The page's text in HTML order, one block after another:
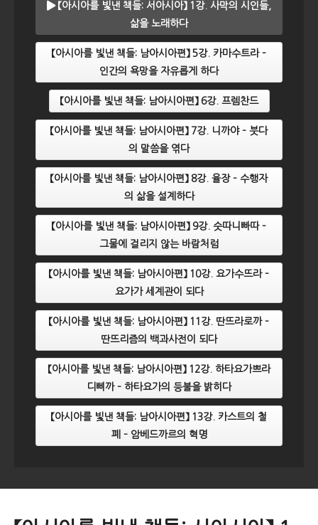
【아시아를 빛낸 책들: 서아시아】 1강. 사막의 시인들,
삶을 노래하다
【아시아를 빛낸 책들: 남아시아편】 5강. 카마수트라 –
인간의 욕망을 자유롭게 하다
【아시아를 빛낸 책들: 남아시아편】 6강. 프렘찬드
【아시아를 빛낸 책들: 남아시아편】 7강. 니까야 – 붓다
의 말씀을 엮다
【아시아를 빛낸 책들: 남아시아편】 8강. 율장 – 수행자
의 삶을 설계하다
【아시아를 빛낸 책들: 남아시아편】 9강. 숫따니빠따 –
그물에 걸리지 않는 바람처럼
【아시아를 빛낸 책들: 남아시아편】 10강. 요가수뜨라 –
요가가 세계관이 되다
【아시아를 빛낸 책들: 남아시아편】 11강. 딴뜨라로까 –
딴뜨리즘의 백과사전이 되다
【아시아를 빛낸 책들: 남아시아편】 12강. 하타요가쁘라
디삐까 – 하타요가의 등불을 밝히다
【아시아를 빛낸 책들: 남아시아편】 13강. 카스트의 철
폐 – 암베드까르의 혁명